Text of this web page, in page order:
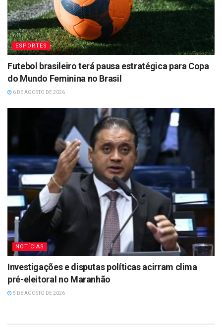
ESPORTES
Futebol brasileiro terá pausa estratégica para Copa
do Mundo Feminina no Brasil
6 DE AGOSTO DE 2026
NOTÍCIAS
Investigações e disputas políticas acirram clima
pré-eleitoral no Maranhão
5 DE AGOSTO DE 2026